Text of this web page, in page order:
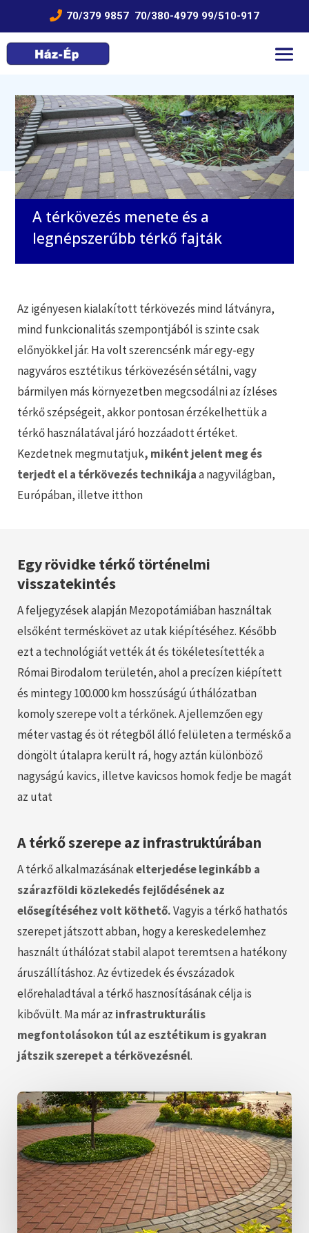
 70/379 9857 70/380-4979 99/510-917
A térkövezés menete és a
legnépszerűbb térkő fajták
Az igényesen kialakított térkövezés mind látványra,
mind funkcionalitás szempontjából is szinte csak
előnyökkel jár. Ha volt szerencsénk már egy-egy
nagyváros esztétikus térkövezésén sétálni, vagy
bármilyen más környezetben megcsodálni az ízléses
térkő szépségeit, akkor pontosan érzékelhettük a
térkő használatával járó hozzáadott értéket.
Kezdetnek megmutatjuk, miként jelent meg és
terjedt el a térkövezés technikájaa nagyvilágban,
Európában, illetve itthon
Egy rövidke térkő történelmi
visszatekintés
A feljegyzések alapján Mezopotámiában használtak
elsőként terméskövet az utak kiépítéséhez. Később
ezt a technológiát vették át és tökéletesítették a
Római Birodalom területén, ahol a precízen kiépített
és mintegy 100.000 km hosszúságú úthálózatban
komoly szerepe volt a térkőnek. A jellemzően egy
méter vastag és öt rétegből álló felületen a terméskő a
döngölt útalapra került rá, hogy aztán különböző
nagyságú kavics, illetve kavicsos homok fedje be magát
az utat
A térkő szerepe az infrastruktúrában
A térkő alkalmazásánakelterjedése leginkább a
szárazföldi közlekedés fejlődésének az
elősegítéséhez volt köthető.Vagyis a térkő hathatós
szerepet játszott abban, hogy a kereskedelemhez
használt úthálózat stabil alapot teremtsen a hatékony
áruszállításhoz. Az évtizedek és évszázadok
előrehaladtával a térkő hasznosításának célja is
kibővült. Ma már az infrastrukturális
megfontolásokon túl az esztétikum is gyakran
játszik szerepet a térkövezésnél.